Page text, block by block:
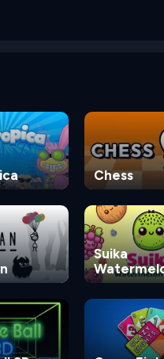
Chess
Suika
Game